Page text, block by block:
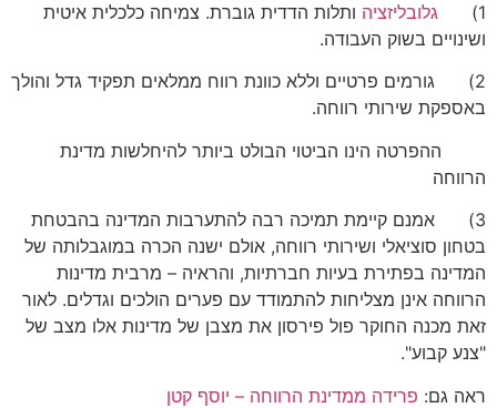
1)
גלובליזציה ותלות הדדית גוברת. צמיחה כלכלית איטית
ושינויים בשוק העבודה.
2) גורמים פרטיים וללא כוונת רווח ממלאים תפקיד גדל והולך
באספקת שירותי רווחה.
ההפרטה הינו הביטוי הבולט ביותר להיחלשות מדינת
הרווחה
3) אמנם קיימת תמיכה רבה להתערבות המדינה בהבטחת
בטחון סוציאלי ושירותי רווחה, אולם ישנה הכרה במוגבלותה של
המדינה בפתירת בעיות חברתיות, והראיה – מרבית מדינות
הרווחה אינן מצליחות להתמודד עם פערים הולכים וגדלים. לאור
זאת מכנה החוקר פול פירסון את מצבן של מדינות אלו מצב של
"צנע קבוע".
ראה גם: פרידה ממדינת הרווחה – יוסף קטן